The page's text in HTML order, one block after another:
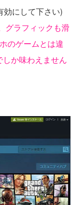
効にして下さい)
グラフィックも滑
のゲームとは違
か味わえません